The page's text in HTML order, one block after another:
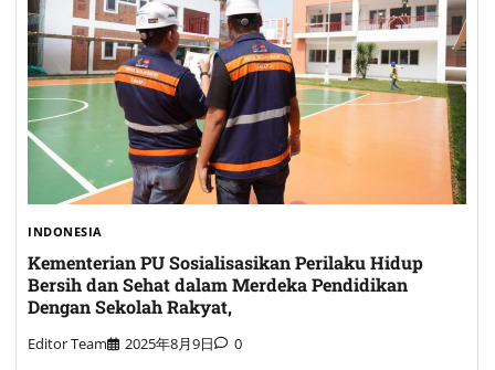
INDONESIA
Kementerian PU Sosialisasikan Perilaku Hidup
Bersih dan Sehat dalam Merdeka Pendidikan
Dengan Sekolah Rakyat,
Editor Team 2025年8月9日 0